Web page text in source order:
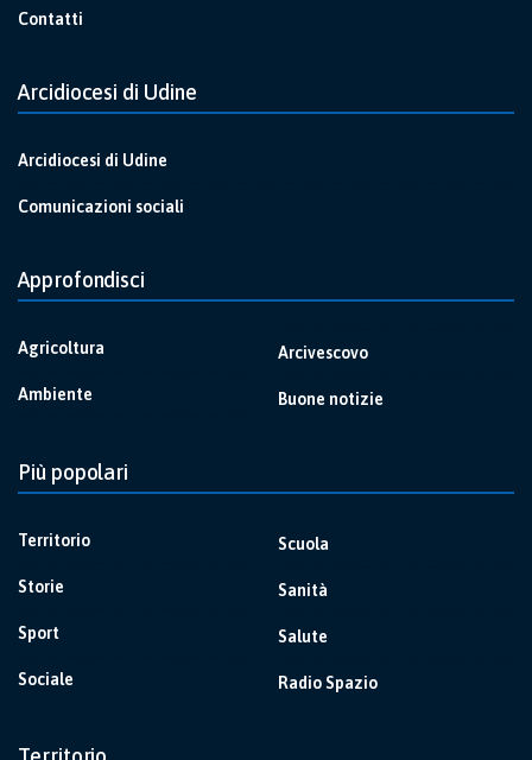
Contatti
Arcidiocesi di Udine
Arcidiocesi di Udine
Comunicazioni sociali
Approfondisci
Agricoltura
Ambiente
Arcivescovo
Buone notizie
Più popolari
Territorio
Storie
Sport
Sociale
Scuola
Sanità
Salute
Radio Spazio